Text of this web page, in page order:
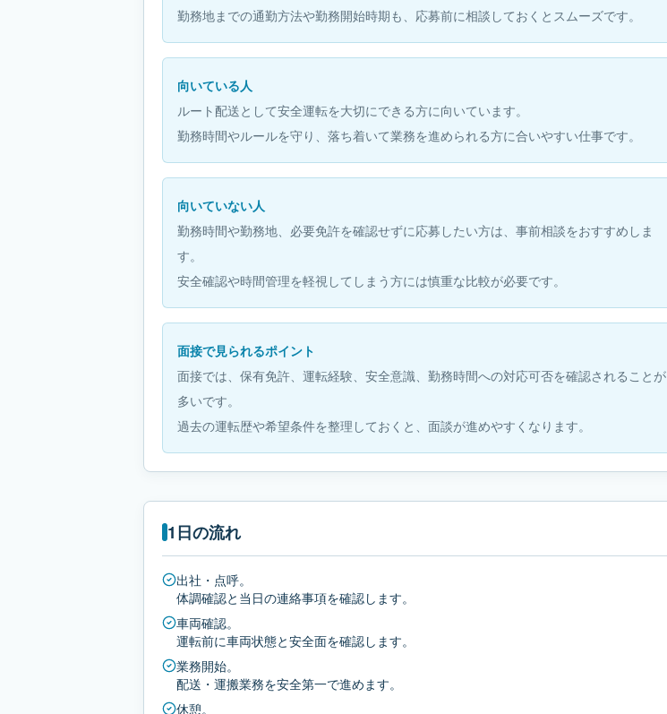
勤務地までの通勤方法や勤務開始時期も、応募前に相談しておくとスムーズです。
向いている人
ルート配送として安全運転を大切にできる方に向いています。
勤務時間やルールを守り、落ち着いて業務を進められる方に合いやすい仕事です。
向いていない人
勤務時間や勤務地、必要免許を確認せずに応募したい方は、事前相談をおすすめしま
す。
安全確認や時間管理を軽視してしまう方には慎重な比較が必要です。
面接で見られるポイント
面接では、保有免許、運転経験、安全意識、勤務時間への対応可否を確認されることが
多いです。
過去の運転歴や希望条件を整理しておくと、面談が進めやすくなります。
1日の流れ
出社・点呼。
体調確認と当日の連絡事項を確認します。
車両確認。
運転前に車両状態と安全面を確認します。
業務開始。
配送・運搬業務を安全第一で進めます。
休憩。